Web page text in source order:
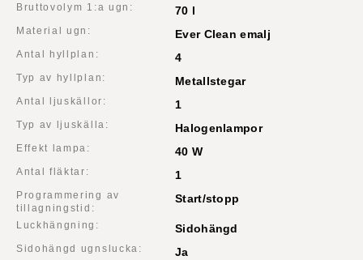
Bruttovolym 1:a ugn: 70 l
Material ugn: Ever Clean emalj
Antal hyllplan: 4
Typ av hyllplan: Metallstegar
Antal ljuskällor: 1
Typ av ljuskälla: Halogenlampor
Effekt lampa: 40 W
Antal fläktar: 1
Programmering av
tillagningstid:
Start/stopp
Luckhängning: Sidohängd
Sidohängd ugnslucka: Ja